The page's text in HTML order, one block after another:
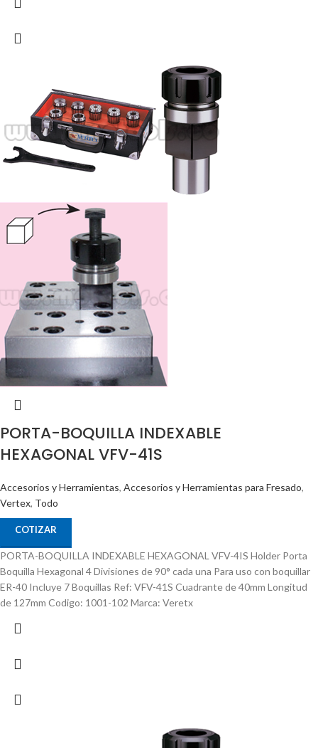
PORTA-BOQUILLA INDEXABLE
HEXAGONAL VFV-41S
Accesorios y Herramientas, Accesorios y Herramientas para Fresado,
Vertex, Todo
COTIZAR
PORTA-BOQUILLA INDEXABLE HEXAGONAL VFV-4IS Holder Porta
Boquilla Hexagonal 4 Divisiones de 90° cada una Para uso con boquillar
ER-40 Incluye 7 Boquillas Ref: VFV-41S Cuadrante de 40mm Longitud
de 127mm Codigo: 1001-102 Marca: Veretx